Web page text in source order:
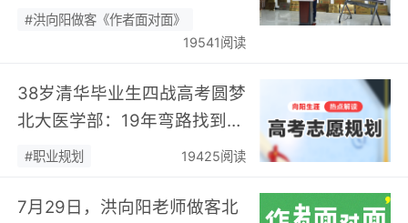
面》开展职业规划专题分享…
#洪向阳做客《作者面对面》
19541阅读
38岁清华毕业生四战高考圆梦
北大医学部：19年弯路找到终
身热爱，可幸又可惜！…
#职业规划 19425阅读
7月29日，洪向阳老师做客北